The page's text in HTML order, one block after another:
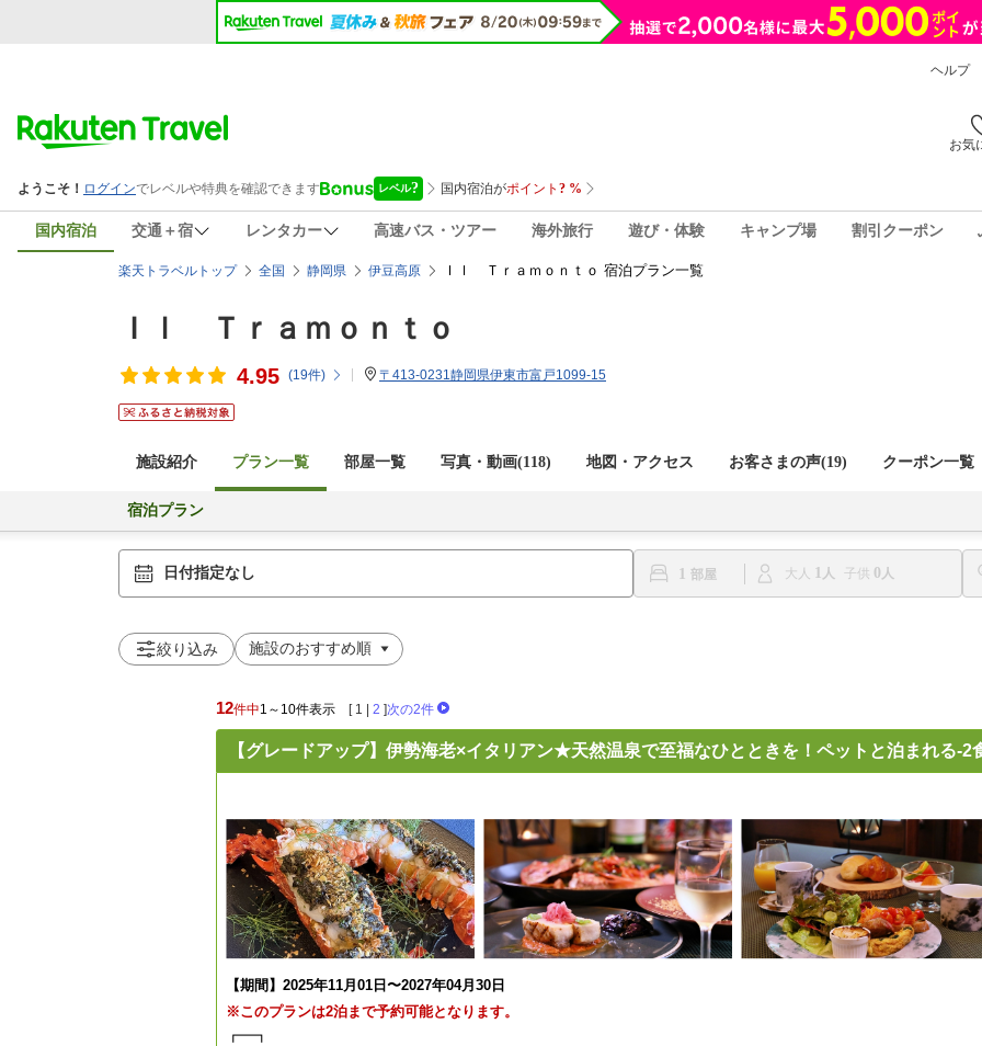
ヘルプ
お気
国内宿泊 交通＋宿 レンタカー 高速バス・ツアー 海外旅行 遊び・体験 キャンプ場 割引クーポン
楽天トラベルトップ 全国 静岡県 伊豆高原 Ｉｌ Ｔｒａｍｏｎｔｏ 宿泊プラン一覧
Ｉｌ Ｔｒａｍｏｎｔｏ
4.95 (19件) 〒413-0231静岡県伊東市富戸1099-15
施設紹介 プラン一覧 部屋一覧 写真・動画(118) 地図・アクセス お客さまの声(19) クーポン一覧
宿泊プラン
日付指定なし 1 大人 1 子供 0
絞り込み
12件中1～10件表示 [ 1 2 ]次の2件
【グレードアップ】伊勢海老×イタリアン★天然温泉で至福なひとときを！ペットと泊まれる-2
【期間】2025年11月01日〜2027年04月30日
※このプランは2泊まで予約可能となります。
┏━┓